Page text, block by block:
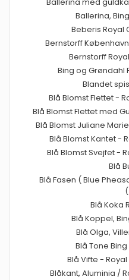
Ballerina med
Ballerina,
Beberis Royal
Bernstorff
Bernstorff
Bing og
Blandet
Blå Blomst Flettet -
Blå Blomst Flettet med
Blå Blomst Juliane
Blå Blomst Kantet -
Blå Blomst Svejfet -
Blå
Blå Fasen ( Blue
Blå Koka
Blå Koppel,
Blå Olga,
Blå Tone
Blå Vifte -
Blåkant, Aluminia /